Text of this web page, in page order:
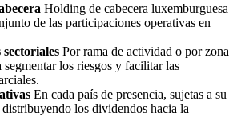
Holding de cabecera luxemburguesa
de las participaciones operativas en
Por rama de actividad o por zona
segmentar los riesgos y facilitar las
En cada país de presencia, sujetas a su
los dividendos hacia la